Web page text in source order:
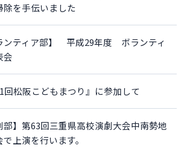
除を手伝いました
ンティア部】 平成29年度 ボランティ
会
回松阪こどもまつり』に参加して
部】第63回三重県高校演劇大会中南勢地
上演を行います。